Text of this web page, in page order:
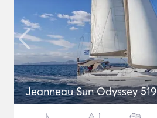
Jeanneau Sun Odyssey 519